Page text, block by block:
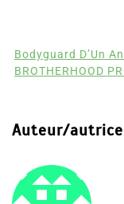
Bodyguard D’Un
BROTHERHOOD
Auteur/autrice